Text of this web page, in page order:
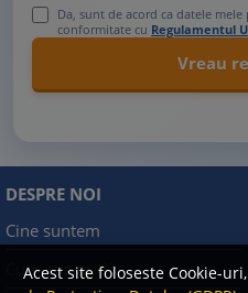
Acest site foloseste Cookie-
Da, sunt de acord ca datele
conformitate cu Regulamentul
DESPRE NOI
Cine suntem
Cum comand?